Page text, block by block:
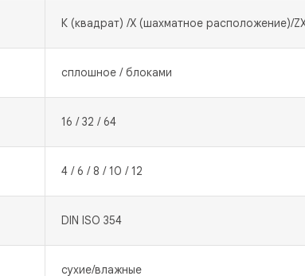
К (квадрат) /Х (шахматное расположение)/
сплошное / блоками
16 / 32 / 64
4 / 6 / 8 / 10 / 12
DIN ISO 354
сухие/влажные